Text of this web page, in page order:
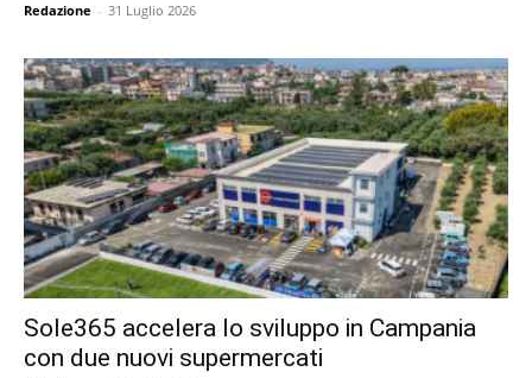
Redazione - 31 Luglio 2026
Sole365 accelera lo sviluppo in Campania
con due nuovi supermercati